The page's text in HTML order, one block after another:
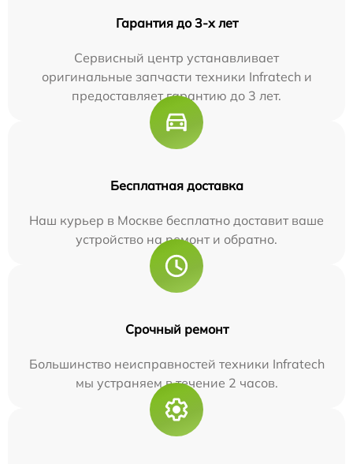
Гарантия до 3-х лет
Сервисный центр устанавливает
оригинальные запчасти техники Infratech и
предоставляет гарантию до 3 лет.
Бесплатная доставка
Наш курьер в Москве бесплатно доставит ваше
устройство на ремонт и обратно.
Срочный ремонт
Большинство неисправностей техники Infratech
мы устраняем в течение 2 часов.